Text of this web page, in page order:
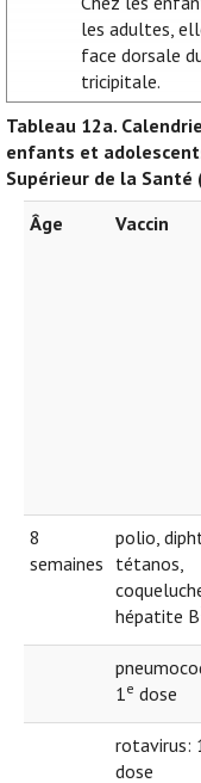
les adultes,
face dorsale
tricipitale.
Tableau 12a.
enfants et
Supérieur de la
Âge
Vaccin
8
semaines
polio,
tétanos,
hépatite B
1e dose
rotavirus:
dose